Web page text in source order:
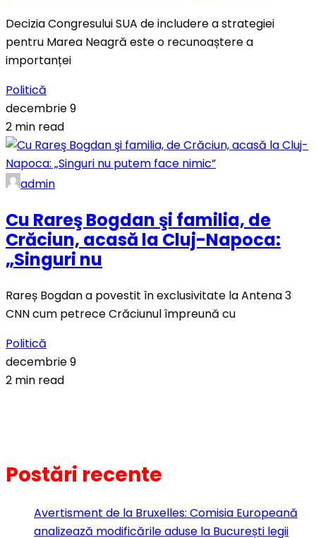
Decizia Congresului SUA de includere a strategiei
pentru Marea Neagră este o recunoaștere a
importanței
Politică
decembrie 9
2 min read
admin
Cu Rareş Bogdan şi familia, de
Crăciun, acasă la Cluj-Napoca:
„Singuri nu
Rareș Bogdan a povestit în exclusivitate la Antena 3
CNN cum petrece Crăciunul împreună cu
Politică
decembrie 9
2 min read
Postări recente
Avertisment de la Bruxelles: Comisia Europeană
analizează modificările aduse la București legii